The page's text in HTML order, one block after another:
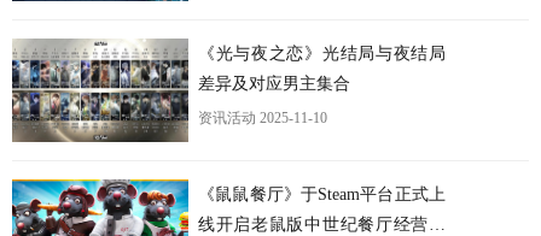
《光与夜之恋》光结局与夜结局
差异及对应男主集合
资讯活动 2025-11-10
《鼠鼠餐厅》于Steam平台正式上
线开启老鼠版中世纪餐厅经营之